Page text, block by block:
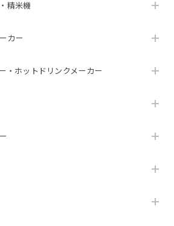
精米機
カー
・ホットドリンクメーカー